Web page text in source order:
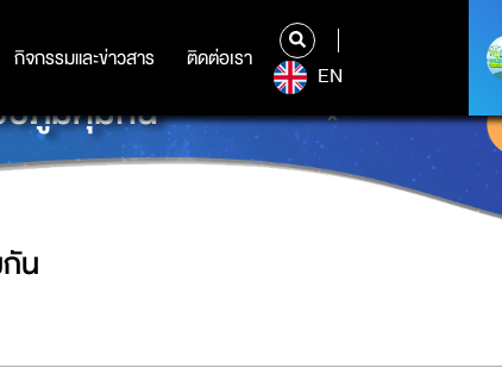
กิจกรรมและข่าวสาร ติดต่อเรา
กิจกรรมและข่าวสาร ติดต่อเรา
EN
บภูมิคุ้มกัน
น